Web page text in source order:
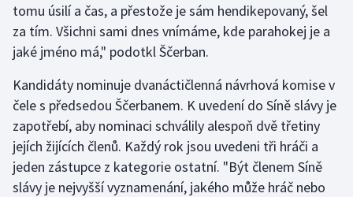
tomu úsilí a čas, a přestože je sám hendikepovaný, šel
za tím. Všichni sami dnes vnímáme, kde parahokej je a
jaké jméno má," podotkl Ščerban.
Kandidáty nominuje dvanáctičlenná návrhová komise v
čele s předsedou Ščerbanem. K uvedení do Síně slávy je
zapotřebí, aby nominaci schválily alespoň dvě třetiny
jejích žijících členů. Každý rok jsou uvedeni tři hráči a
jeden zástupce z kategorie ostatní. "Být členem Síně
slávy je nejvyšší vyznamenání, jakého může hráč nebo